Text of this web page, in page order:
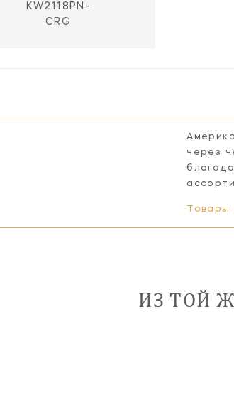
KW2118PN-
CRG
через
Товары
ИЗ ТОЙ